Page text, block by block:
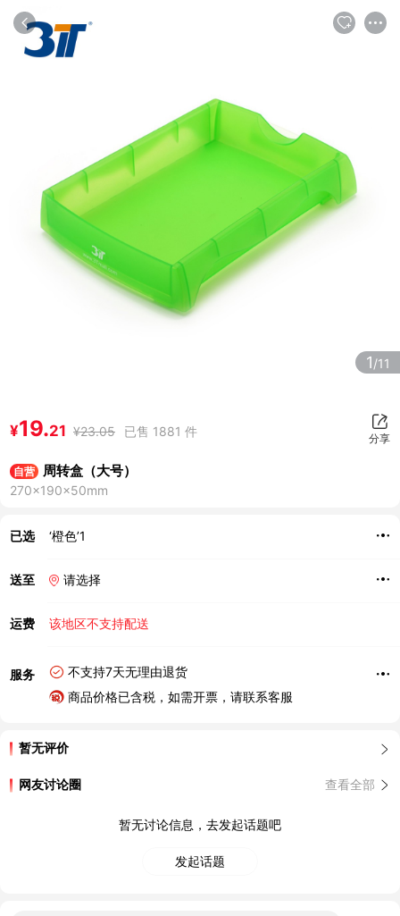
1/11
¥19.21 ¥23.05 已售 1881 件 分享
自营 周转盒（大号）
270×190×50mm
已选 ‘橙色’1
送至 请选择
运费 该地区不支持配送
服务
不支持7天无理由退货
商品价格已含税，如需开票，请联系客服
暂无评价
网友讨论圈 查看全部
暂无讨论信息，去发起话题吧
发起话题